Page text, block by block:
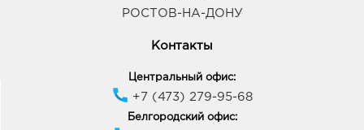
РОСТОВ-НА-ДОНУ
Контакты
Центральный офис:
+7 (473) 279-95-68
Белгородский офис: